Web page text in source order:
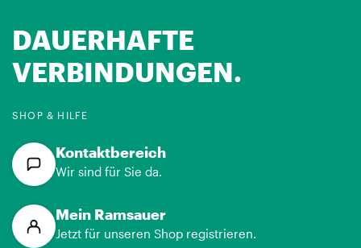
DAUERHAFTE
VERBINDUNGEN.
SHOP & HILFE
Kontaktbereich
Wir sind für Sie da.
Mein Ramsauer
Jetzt für unseren Shop registrieren.